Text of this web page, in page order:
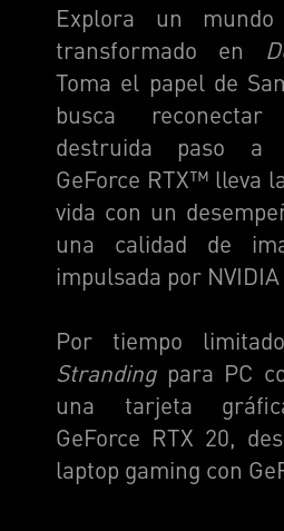
Explora un mundo
transformado en
Toma el papel de
busca
destruida paso a
GeForce RTX™ lleva
vida con un
una calidad de
impulsada por NVIDIA
Por tiempo
Strandingpara PC
una tarjeta
GeForce RTX 20,
laptop gaming con